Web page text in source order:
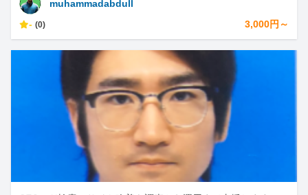
muhammadabdull
- (0) 3,000円～